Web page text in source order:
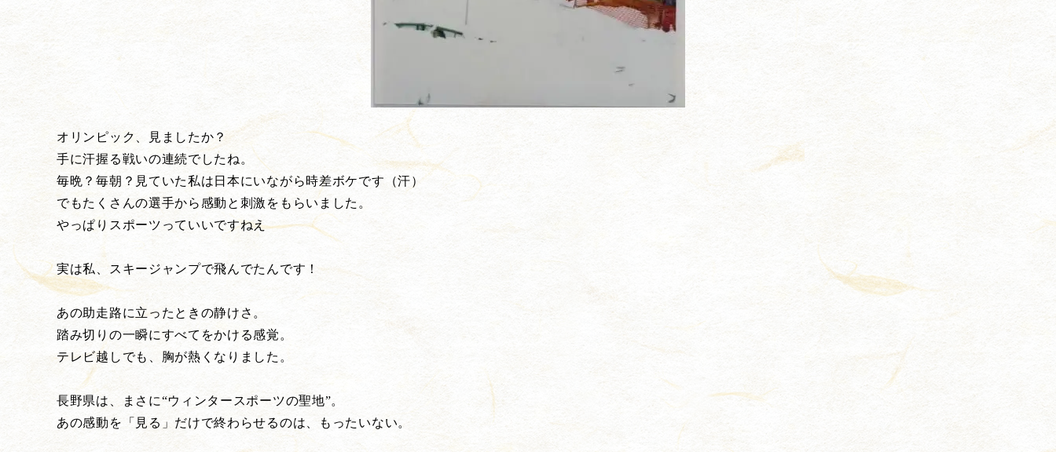
オリンピック、見ましたか？
手に汗握る戦いの連続でしたね。
毎晩？毎朝？見ていた私は日本にいながら時差ボケです（汗）
でもたくさんの選手から感動と刺激をもらいました。
やっぱりスポーツっていいですねえ
実は私、スキージャンプで飛んでたんです！
あの助走路に立ったときの静けさ。
踏み切りの一瞬にすべてをかける感覚。
テレビ越しでも、胸が熱くなりました。
長野県は、まさに“ウィンタースポーツの聖地”。
あの感動を「見る」だけで終わらせるのは、もったいない。